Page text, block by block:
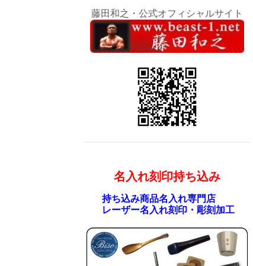
藤田和之・公式オフィシャルサイト
名入れ刻印持ち込み
持ち込み商品名入れ専門店
レーザー名入れ刻印・彫刻加工